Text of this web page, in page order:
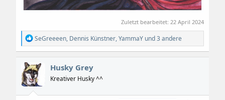
Zuletzt bearbeitet: 22 April 2024
R
e
a
t
i
o
n
SeGreeeen, Dennis Künstner,YammaY und 3 andere
Husky Grey
Kreativer Husky ^^